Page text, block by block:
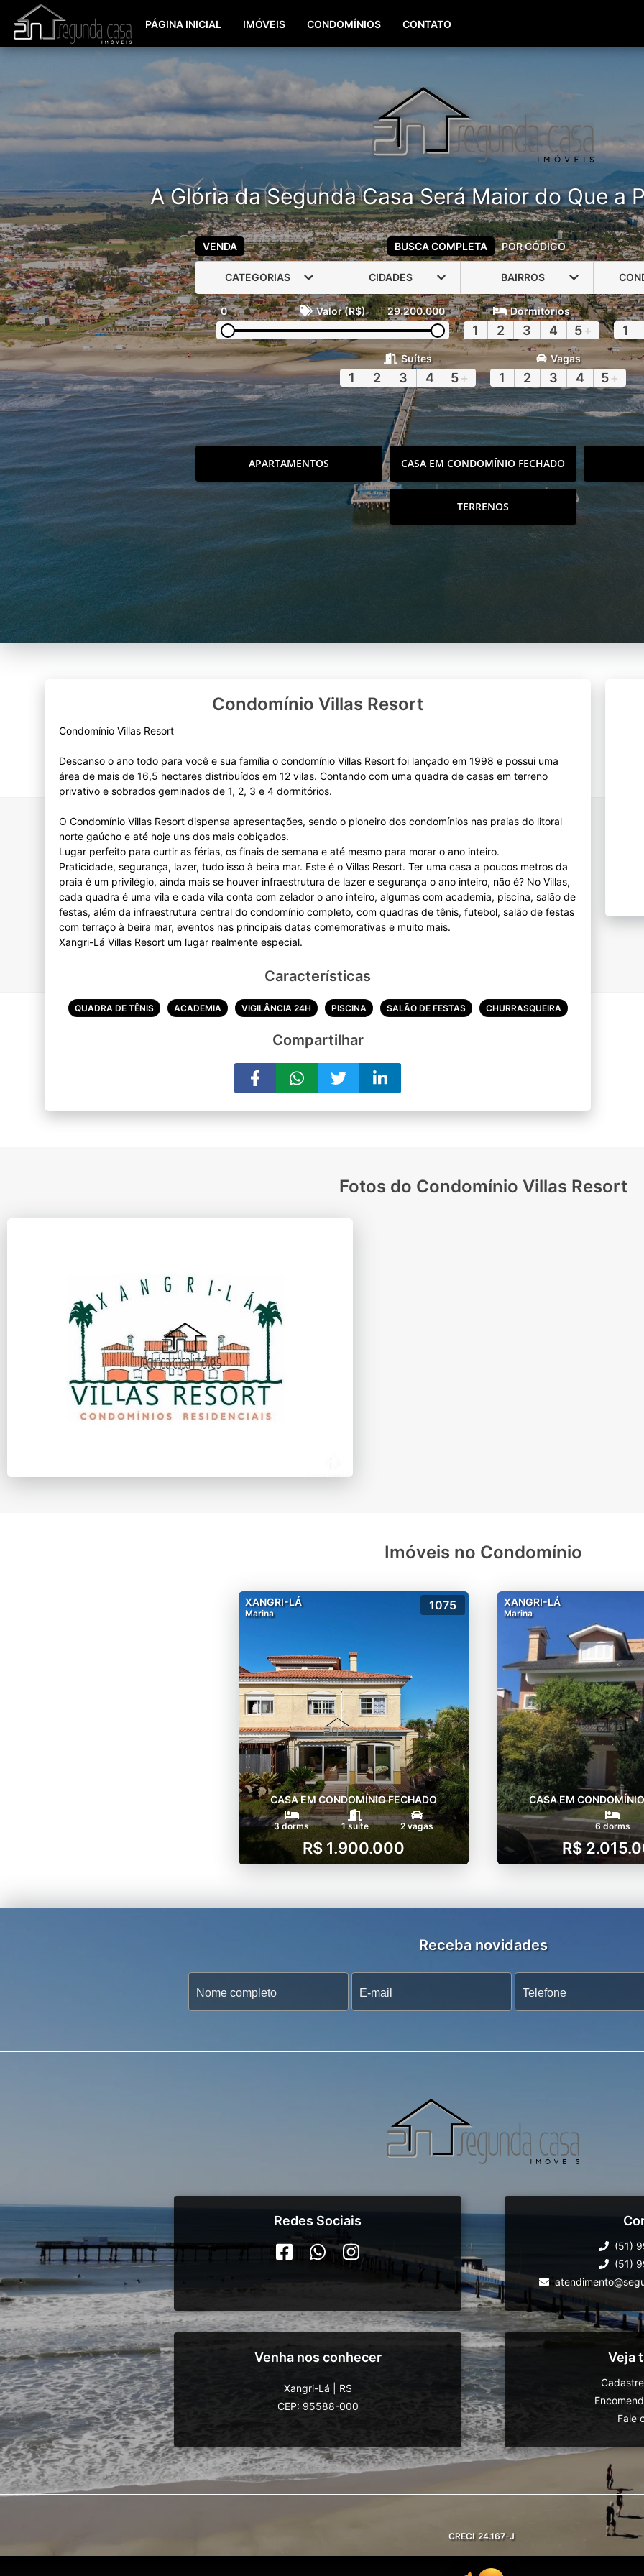
(51) 99960-3940
PÁGINA INICIAL IMÓVEIS CONDOMÍNIOS CONTATO
A Glória da Segunda Casa Será Maior do Que a
VENDA BUSCA COMPLETA POR CÓDIGO
CATEGORIAS CIDADES BAIRROS
0 Valor (R$) 29.200.000 Dormitórios
1 2 3 4 5+ 1
Suítes
1 2 3 4 5+
Vagas
1 2 3 4 5+
APARTAMENTOS CASA EM CONDOMÍNIO FECHADO
TERRENOS
Condomínio Villas Resort
Condomínio Villas Resort
Descanso o ano todo para você e sua família o condomínio Villas Resort foi lançado em 1998 e possui uma
área de mais de 16,5 hectares distribuídos em 12 vilas. Contando com uma quadra de casas em terreno
privativo e sobrados geminados de 1, 2, 3 e 4 dormitórios.
O Condomínio Villas Resort dispensa apresentações, sendo o pioneiro dos condomínios nas praias do litoral
norte gaúcho e até hoje uns dos mais cobiçados.
Lugar perfeito para curtir as férias, os finais de semana e até mesmo para morar o ano inteiro.
Praticidade, segurança, lazer, tudo isso à beira mar. Este é o Villas Resort. Ter uma casa a poucos metros da
praia é um privilégio, ainda mais se houver infraestrutura de lazer e segurança o ano inteiro, não é? No Villas,
cada quadra é uma vila e cada vila conta com zelador o ano inteiro, algumas com academia, piscina, salão de
festas, além da infraestrutura central do condomínio completo, com quadras de tênis, futebol, salão de festas
com terraço à beira mar, eventos nas principais datas comemorativas e muito mais.
Características
QUADRA DE TÊNIS ACADEMIA VIGILÂNCIA 24H PISCINA SALÃO DE FESTAS CHURRASQUEIRA
Compartilhar
Fotos do Condomínio Villas Resort
Imóveis no Condomínio
XANGRI-LÁ
Marina
1075
CASA EM CONDOMÍNIO FECHADO
3 dorms 1 suíte 2 vagas
R$ 1.900.000
XANGRI-LÁ
Marina
CASA EM
6 dorms
R$
Receba novidades
Redes Sociais
(51)
(51)
Venha nos conhecer
Xangri-Lá
RS
CEP: 95588-000
Veja
Fale
CRECI 24.167-J